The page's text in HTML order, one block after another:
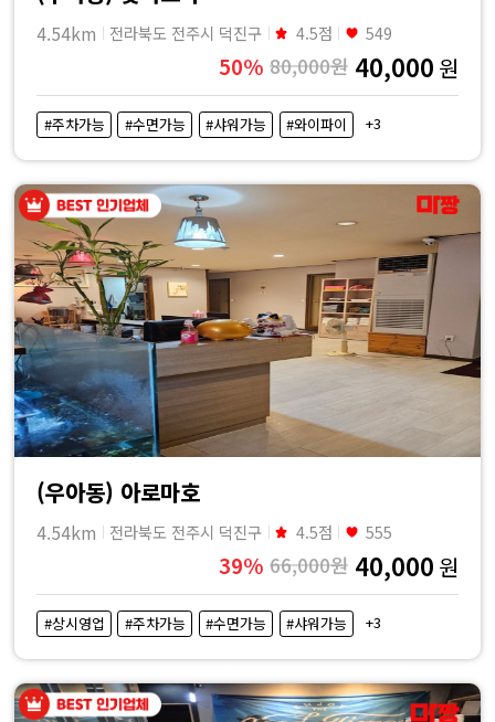
4.54km 전라북도 전주시 덕진구 4.5점 549
50% 80,000원 40,000 원
#주차가능 #수면가능 #샤워가능 #와이파이 +3
(우아동) 아로마호
4.54km 전라북도 전주시 덕진구 4.5점 555
39% 66,000원 40,000 원
#상시영업 #주차가능 #수면가능 #샤워가능 +3